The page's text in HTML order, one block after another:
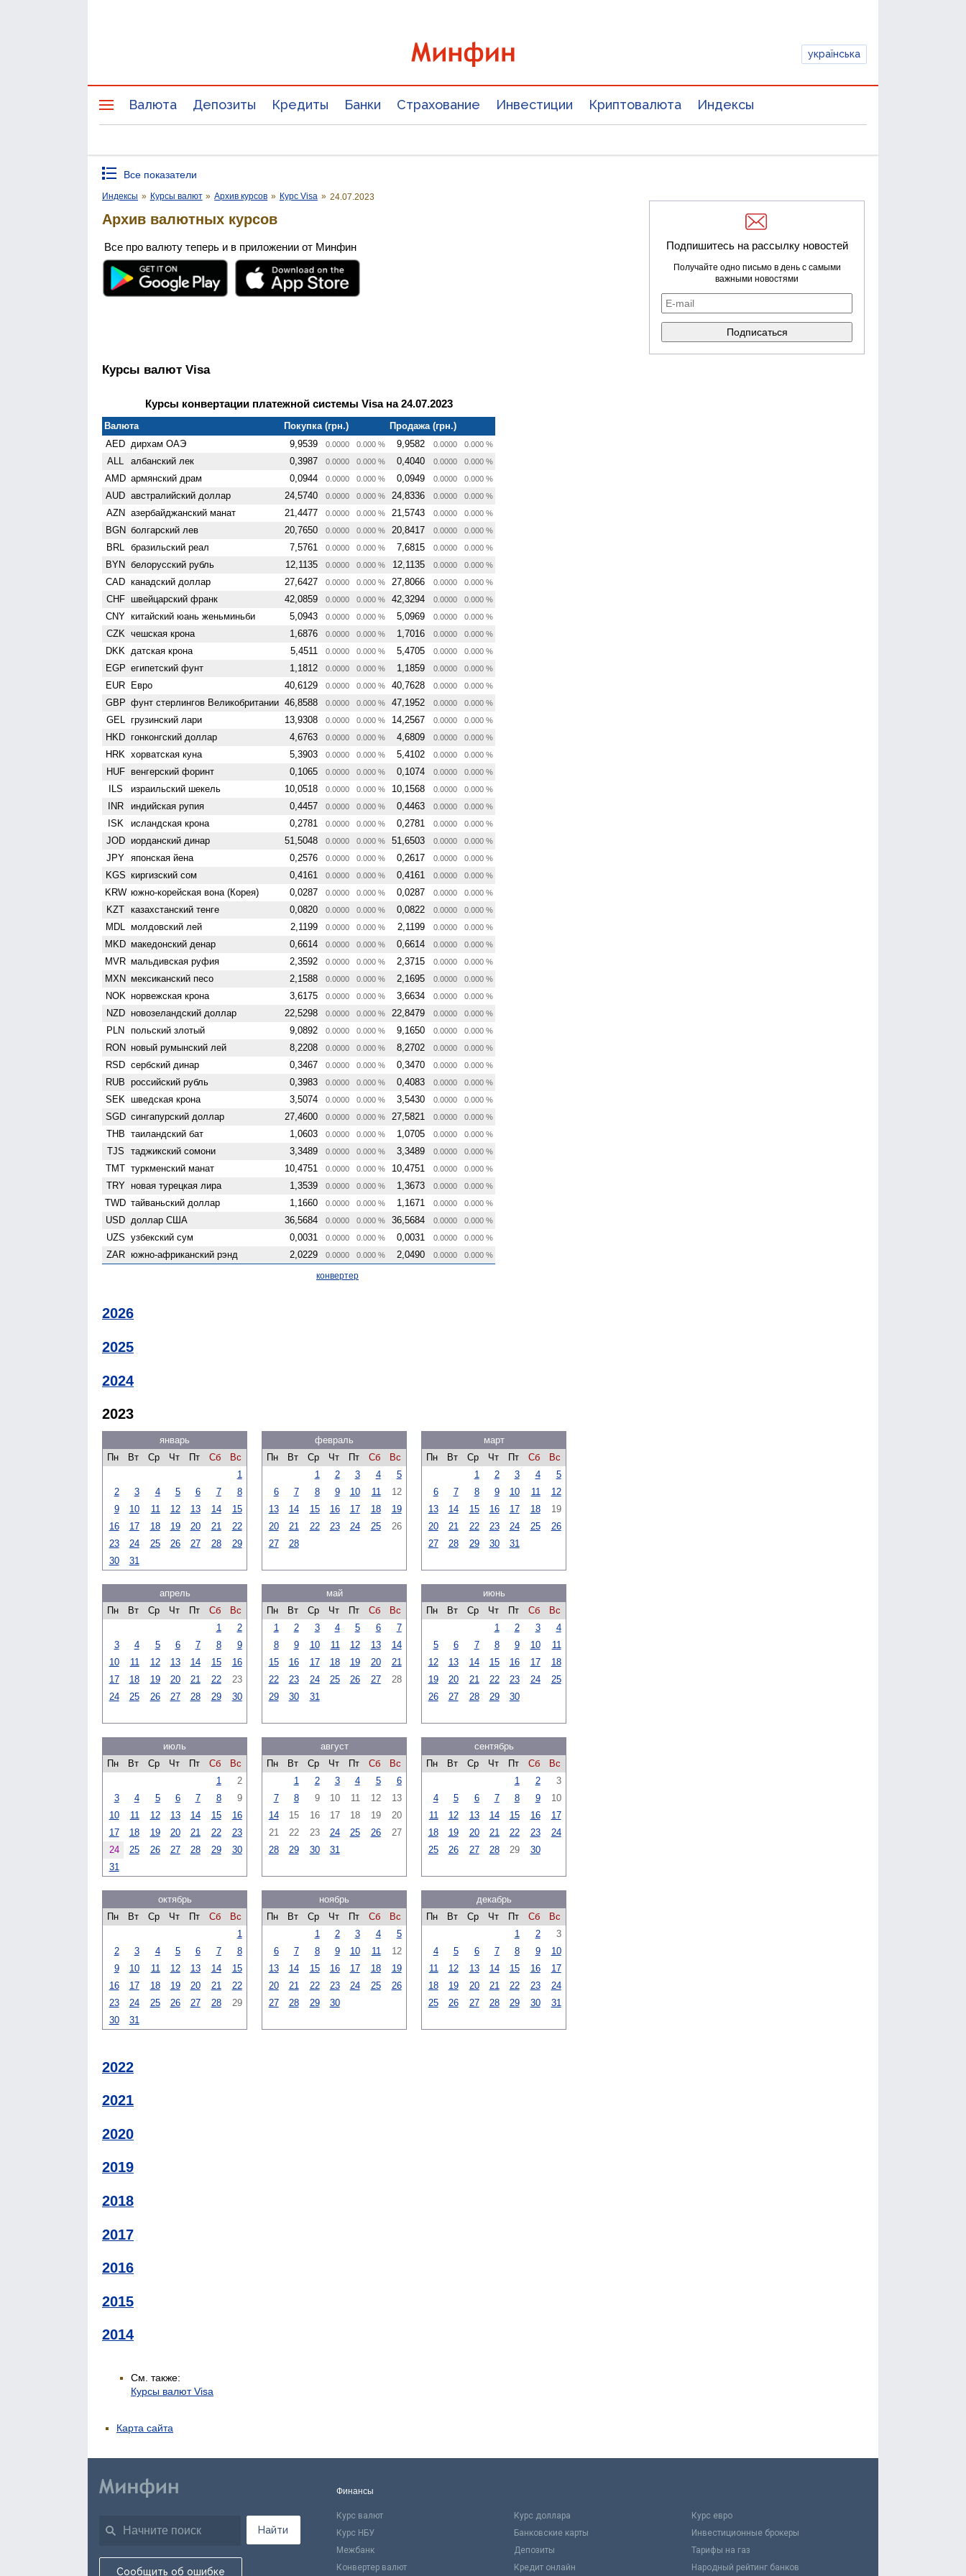
українська
Валюта Депозиты Кредиты Банки Страхование Инвестиции Криптовалюта Индексы
Все показатели
Индексы » Курсы валют » Архив курсов » Курс Visa » 24.07.2023
Архив валютных курсов
Все про валюту теперь и в приложении от Минфин
Курсы валют Visa
Курсы конвертации платежной системы Visa на 24.07.2023
Валюта Покупка (грн.)
Продажа (грн.)
AED дирхам ОАЭ 9,9539 0.0000 0.000 % 9,9582 0.0000 0.000 %
ALL албанский лек 0,3987 0.0000 0.000 % 0,4040 0.0000 0.000 %
AMD армянский драм 0,0944 0.0000 0.000 % 0,0949 0.0000 0.000 %
AUD австралийский доллар 24,5740 0.0000 0.000 % 24,8336 0.0000 0.000 %
AZN азербайджанский манат 21,4477 0.0000 0.000 % 21,5743 0.0000 0.000 %
BGN болгарский лев 20,7650 0.0000 0.000 % 20,8417 0.0000 0.000 %
BRL бразильский реал 7,5761 0.0000 0.000 % 7,6815 0.0000 0.000 %
BYN белорусский рубль 12,1135 0.0000 0.000 % 12,1135 0.0000 0.000 %
CAD канадский доллар 27,6427 0.0000 0.000 % 27,8066 0.0000 0.000 %
CHF швейцарский франк 42,0859 0.0000 0.000 % 42,3294 0.0000 0.000 %
CNY китайский юань женьминьби 5,0943 0.0000 0.000 % 5,0969 0.0000 0.000 %
CZK чешская крона 1,6876 0.0000 0.000 % 1,7016 0.0000 0.000 %
DKK датская крона 5,4511 0.0000 0.000 % 5,4705 0.0000 0.000 %
EGP египетский фунт 1,1812 0.0000 0.000 % 1,1859 0.0000 0.000 %
EUR Евро 40,6129 0.0000 0.000 % 40,7628 0.0000 0.000 %
GBP фунт стерлингов Велико­британии 46,8588 0.0000 0.000 % 47,1952 0.0000 0.000 %
GEL грузинский лари 13,9308 0.0000 0.000 % 14,2567 0.0000 0.000 %
HKD гонконгский доллар 4,6763 0.0000 0.000 % 4,6809 0.0000 0.000 %
HRK хорватская куна 5,3903 0.0000 0.000 % 5,4102 0.0000 0.000 %
HUF венгерский форинт 0,1065 0.0000 0.000 % 0,1074 0.0000 0.000 %
ILS израильский шекель 10,0518 0.0000 0.000 % 10,1568 0.0000 0.000 %
INR индийская рупия 0,4457 0.0000 0.000 % 0,4463 0.0000 0.000 %
ISK исландская крона 0,2781 0.0000 0.000 % 0,2781 0.0000 0.000 %
JOD иорданский динар 51,5048 0.0000 0.000 % 51,6503 0.0000 0.000 %
JPY японская йена 0,2576 0.0000 0.000 % 0,2617 0.0000 0.000 %
KGS киргизский сом 0,4161 0.0000 0.000 % 0,4161 0.0000 0.000 %
KRW южно-корейская вона (Корея) 0,0287 0.0000 0.000 % 0,0287 0.0000 0.000 %
KZT казахстанский тенге 0,0820 0.0000 0.000 % 0,0822 0.0000 0.000 %
MDL молдовский лей 2,1199 0.0000 0.000 % 2,1199 0.0000 0.000 %
MKD македонский денар 0,6614 0.0000 0.000 % 0,6614 0.0000 0.000 %
MVR мальдивская руфия 2,3592 0.0000 0.000 % 2,3715 0.0000 0.000 %
MXN мексиканский песо 2,1588 0.0000 0.000 % 2,1695 0.0000 0.000 %
NOK норвежская крона 3,6175 0.0000 0.000 % 3,6634 0.0000 0.000 %
NZD ново­зеландский доллар 22,5298 0.0000 0.000 % 22,8479 0.0000 0.000 %
PLN польский злотый 9,0892 0.0000 0.000 % 9,1650 0.0000 0.000 %
RON новый румынский лей 8,2208 0.0000 0.000 % 8,2702 0.0000 0.000 %
RSD сербский динар 0,3467 0.0000 0.000 % 0,3470 0.0000 0.000 %
RUB российский рубль 0,3983 0.0000 0.000 % 0,4083 0.0000 0.000 %
SEK шведская крона 3,5074 0.0000 0.000 % 3,5430 0.0000 0.000 %
SGD сингапурский доллар 27,4600 0.0000 0.000 % 27,5821 0.0000 0.000 %
THB таиландский бат 1,0603 0.0000 0.000 % 1,0705 0.0000 0.000 %
TJS таджикский сомони 3,3489 0.0000 0.000 % 3,3489 0.0000 0.000 %
TMT туркменский манат 10,4751 0.0000 0.000 % 10,4751 0.0000 0.000 %
TRY новая турецкая лира 1,3539 0.0000 0.000 % 1,3673 0.0000 0.000 %
TWD тайваньский доллар 1,1660 0.0000 0.000 % 1,1671 0.0000 0.000 %
USD доллар США 36,5684 0.0000 0.000 % 36,5684 0.0000 0.000 %
UZS узбекский сум 0,0031 0.0000 0.000 % 0,0031 0.0000 0.000 %
ZAR южно-африканский рэнд 2,0229 0.0000 0.000 % 2,0490 0.0000 0.000 %
конвертер
2026
2025
2024
2023
январь
Пн
Вт Ср Чт Пт Сб
Вс
1
2
3 4 5 6 7
8
9
10 11 12 13 14
15
16
17 18 19 20 21
22
23
24 25 26 27 28
29
30
31
февраль
Пн
Вт Ср Чт Пт Сб
Вс
1
2 3 4
5
6
7 8 9 10 11
12
13
14 15 16 17 18
19
20
21 22 23 24 25
26
27
28
март
Пн
Вт Ср Чт Пт Сб
Вс
1
2 3 4
5
6
7 8 9 10 11
12
13
14 15 16 17 18
19
20
21 22 23 24 25
26
27
28 29 30 31
апрель
Пн
Вт Ср Чт Пт Сб
Вс
1
2
3
4 5 6 7 8
9
10
11 12 13 14 15
16
17
18 19 20 21 22
23
24
25 26 27 28 29 30
май
Пн
Вт Ср Чт Пт Сб
Вс
1
2 3 4 5 6
7
8
9 10 11 12 13
14
15
16 17 18 19 20
21
22
23 24 25 26 27
28
29
30 31
июнь
Пн
Вт Ср Чт Пт Сб
Вс
1
2 3
4
5
6 7 8 9 10
11
12
13 14 15 16 17
18
19
20 21 22 23 24
25
26
27 28 29 30
июль
Пн
Вт Ср Чт Пт Сб
Вс
1
2
3
4 5 6 7 8
9
10
11 12 13 14 15
16
17
18 19 20 21 22
23
24
25 26 27 28 29
30
31
август
Пн
Вт Ср Чт Пт Сб
Вс
1
2 3 4 5
6
7
8 9 10 11 12
13
14
15 16 17 18 19
20
21
22 23 24 25 26
27
28
29 30 31
сентябрь
Пн
Вт Ср Чт Пт Сб
Вс
1
2
3
4
5 6 7 8 9
10
11
12 13 14 15 16
17
18
19 20 21 22 23
24
25
26 27 28 29 30
октябрь
Пн
Вт Ср Чт Пт Сб
Вс
1
2
3 4 5 6 7
8
9
10 11 12 13 14
15
16
17 18 19 20 21
22
23
24 25 26 27 28
29
30
31
ноябрь
Пн
Вт Ср Чт Пт Сб
Вс
1
2 3 4
5
6
7 8 9 10 11
12
13
14 15 16 17 18
19
20
21 22 23 24 25
26
27
28 29 30
декабрь
Пн
Вт Ср Чт Пт Сб
Вс
1
2
3
4
5 6 7 8 9
10
11
12 13 14 15 16
17
18
19 20 21 22 23
24
25
26 27 28 29 30 31
2022
2021
2020
2019
2018
2017
2016
2015
2014
См. также:
Курсы валют Visa
Подпишитесь на рассылку новостей
Получайте одно письмо в день с самыми
важными новостями
Карта сайта
Найти
Сообщить об ошибке
Финансы
Курс валют Курс доллара
Курс евро
Курс НБУ
Банковские карты
Инвестиционные брокеры
Межбанк
Депозиты
Тарифы на газ
Конвертер валют
Кредит онлайн Народный рейтинг банков